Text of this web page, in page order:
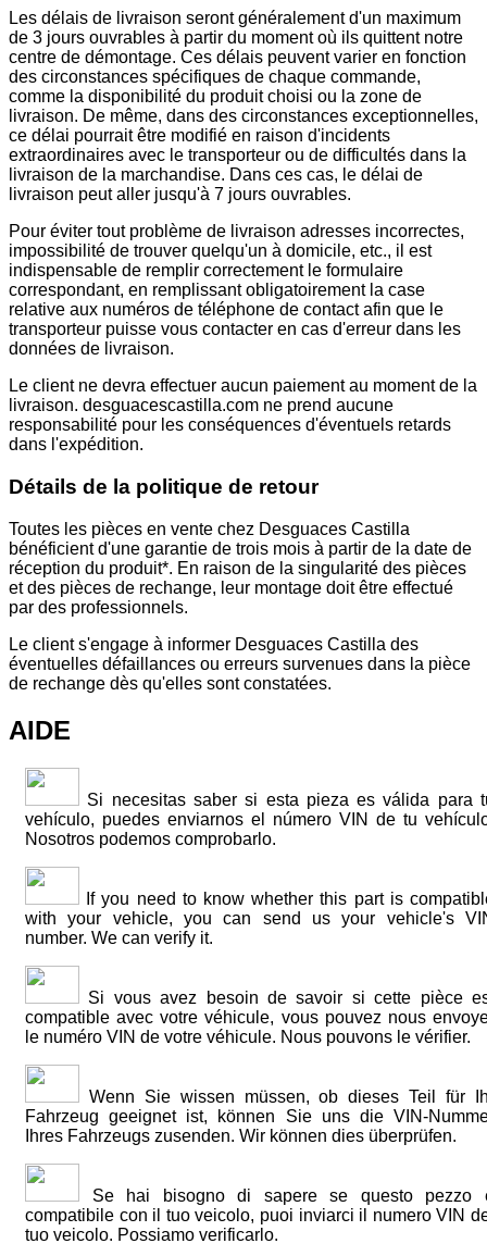
Les délais de livraison seront généralement d'un maximum
de 3 jours ouvrables à partir du moment où ils quittent notre
centre de démontage. Ces délais peuvent varier en fonction
des circonstances spécifiques de chaque commande,
comme la disponibilité du produit choisi ou la zone de
livraison. De même, dans des circonstances exceptionnelles,
ce délai pourrait être modifié en raison d'incidents
extraordinaires avec le transporteur ou de difficultés dans la
livraison de la marchandise. Dans ces cas, le délai de
livraison peut aller jusqu'à 7 jours ouvrables.
Pour éviter tout problème de livraison adresses incorrectes,
impossibilité de trouver quelqu'un à domicile, etc., il est
indispensable de remplir correctement le formulaire
correspondant, en remplissant obligatoirement la case
relative aux numéros de téléphone de contact afin que le
transporteur puisse vous contacter en cas d'erreur dans les
données de livraison.
Le client ne devra effectuer aucun paiement au moment de la
livraison. desguacescastilla.com ne prend aucune
responsabilité pour les conséquences d'éventuels retards
dans l'expédition.
Détails de la politique de retour
Toutes les pièces en vente chez Desguaces Castilla
bénéficient d'une garantie de trois mois à partir de la date de
réception du produit*. En raison de la singularité des pièces
et des pièces de rechange, leur montage doit être effectué
par des professionnels.
Le client s'engage à informer Desguaces Castilla des
éventuelles défaillances ou erreurs survenues dans la pièce
de rechange dès qu'elles sont constatées.
AIDE
Si necesitas saber si esta pieza es válida para
vehículo, puedes enviarnos el número VIN de tu
Nosotros podemos comprobarlo.
If you need to know whether this part is
with your vehicle, you can send us your vehicle's
number. We can verify it.
Si vous avez besoin de savoir si cette pièce
compatible avec votre véhicule, vous pouvez nous
le numéro VIN de votre véhicule. Nous pouvons le vérifier.
Wenn Sie wissen müssen, ob dieses Teil für
Fahrzeug geeignet ist, können Sie uns die VIN-
Ihres Fahrzeugs zusenden. Wir können dies überprüfen.
Se hai bisogno di sapere se questo pezzo
compatibile con il tuo veicolo, puoi inviarci il numero VIN
tuo veicolo. Possiamo verificarlo.